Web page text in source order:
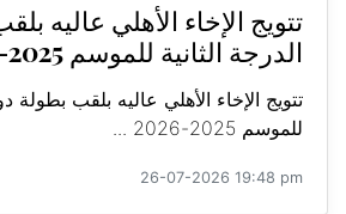
تتويج الإخاء الأهلي عاليه
الدرجة الثانية للموسم 2025-2026
تتويج الإخاء الأهلي عاليه بلقب بطولة
للموسم 2025-2026 ...
26-07-2026 19:48 pm